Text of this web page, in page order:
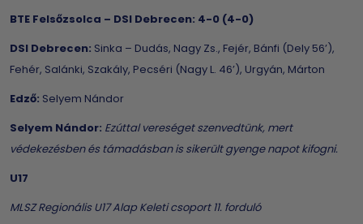
BTE Felsőzsolca – DSI Debrecen: 4-0 (4-0)
DSI Debrecen: Sinka – Dudás, Nagy Zs., Fejér, Bánfi (Dely 56’),
Fehér, Salánki, Szakály, Pecséri (Nagy L. 46’), Urgyán, Márton
Edző: Selyem Nándor
Selyem Nándor: Ezúttal vereséget szenvedtünk, mert
védekezésben és támadásban is sikerült gyenge napot kifogni.
U17
MLSZ Regionális U17 Alap Keleti csoport 11. forduló